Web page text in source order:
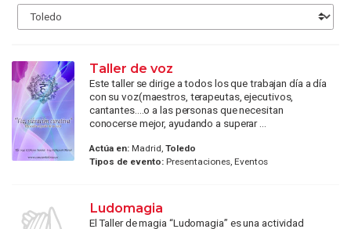
Taller de voz
Este taller se dirige a todos los que trabajan día a día
con su voz(maestros, terapeutas, ejecutivos,
cantantes....o a las personas que necesitan
conocerse mejor, ayudando a superar ...
Actúa en:Madrid, Toledo
Tipos de evento:Presentaciones, Eventos
Ludomagia
El Taller de magia “Ludomagia” es una actividad